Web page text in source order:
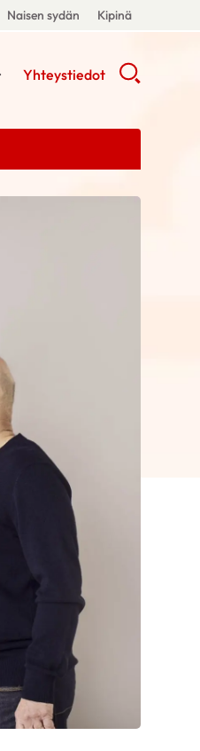
Naisen sydän Kipinä
Yhteystiedot